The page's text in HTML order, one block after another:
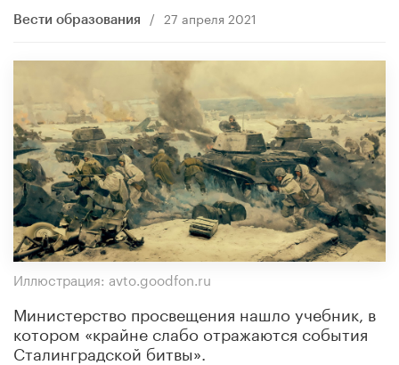
Вести образования / 27 апреля 2021
Иллюстрация: avto.goodfon.ru
Министерство просвещения нашло учебник, в
котором «крайне слабо отражаются события
Сталинградской битвы».